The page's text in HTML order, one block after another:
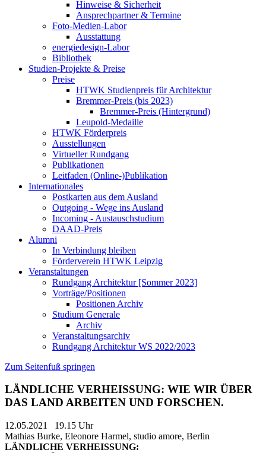
Hinweise & Sicherheit
Ansprechpartner & Termine
Foto-Medien-Labor
Ausstattung
energiedesign-Labor
Bibliothek
Studien-Projekte & Preise
Preise
HTWK Studienpreis für Architektur
Bremmer-Preis (bis 2023)
Bremmer-Preis (Hintergrund)
Leupold-Medaille
HTWK Förderpreis
Ausstellungen
Virtueller Rundgang
Publikationen
Leitfaden (Online-)Publikation
Internationales
Postkarten aus dem Ausland
Outgoing - Wege ins Ausland
Incoming - Austauschstudium
DAAD-Preis
Alumni
In Verbindung bleiben
Förderverein HTWK Leipzig
Veranstaltungen
Rundgang Architektur [Sommer 2023]
Vorträge/Positionen
Positionen Archiv
Studium Generale
Archiv
Veranstaltungsarchiv
Rundgang Architektur WS 2022/2023
Zum Seitenfuß springen
LÄNDLICHE VERHEISSUNG: WIE WIR ÜBER
DAS LAND ARBEITEN UND FORSCHEN.
12.05.2021 19.15 Uhr
Mathias Burke, Eleonore Harmel, studio amore, Berlin
LÄNDLICHE VERHEISSUNG: